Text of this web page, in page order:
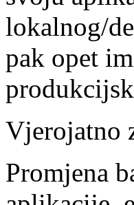
lokalnog/
pak opet
Vjerojatno
Promjena